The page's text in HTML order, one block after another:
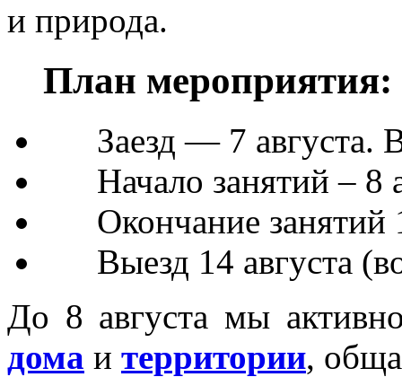
и природа.
План мероприятия:
Заезд — 7 августа.
Начало занятий – 8
Окончание занятий
Выезд 14 августа
До 8 августа мы
дома и территории,